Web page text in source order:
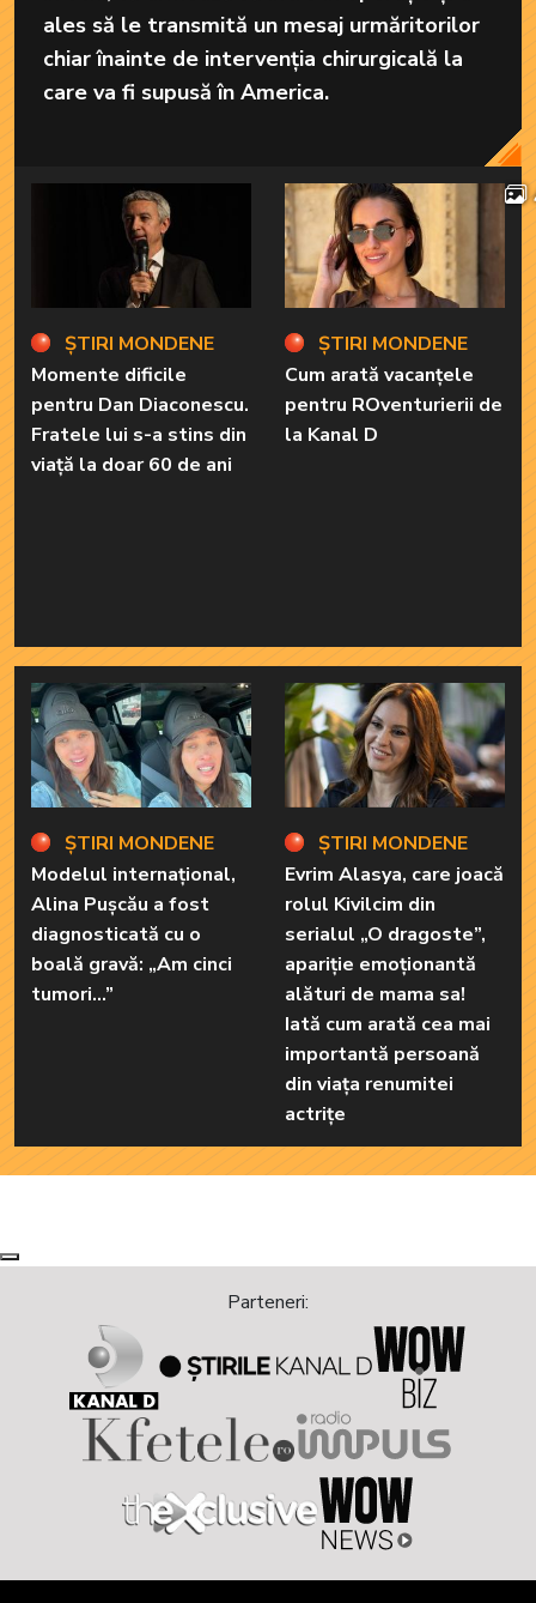
ales să le transmită un mesaj urmăritorilor
chiar înainte de intervenția chirurgicală la
care va fi supusă în America.
ȘTIRI MONDENE
Momente dificile
pentru Dan Diaconescu.
Fratele lui s-a stins din
viață la doar 60 de ani
ȘTIRI MONDENE
Modelul internațional,
Alina Pușcău a fost
diagnosticată cu o
boală gravă: „Am cinci
tumori...”
ȘTIRI MONDENE
Cum arată vacanțele
pentru ROventurierii de
la Kanal D
ȘTIRI MONDENE
Evrim Alasya, care joacă
rolul Kivilcim din
serialul „O dragoste”,
apariție emoționantă
alături de mama sa!
Iată cum arată cea mai
importantă persoană
din viața renumitei
actrițe
Next
Previous
Parteneri: